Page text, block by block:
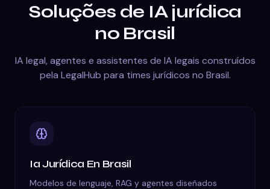
Soluções de IA jurídica
no Brasil
IA legal, agentes e assistentes de IA legais construídos
pela LegalHub para times jurídicos no Brasil.
Ia Jurídica En Brasil
Modelos de lenguaje, RAG y agentes diseñados